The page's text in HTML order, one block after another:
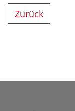
Zurück